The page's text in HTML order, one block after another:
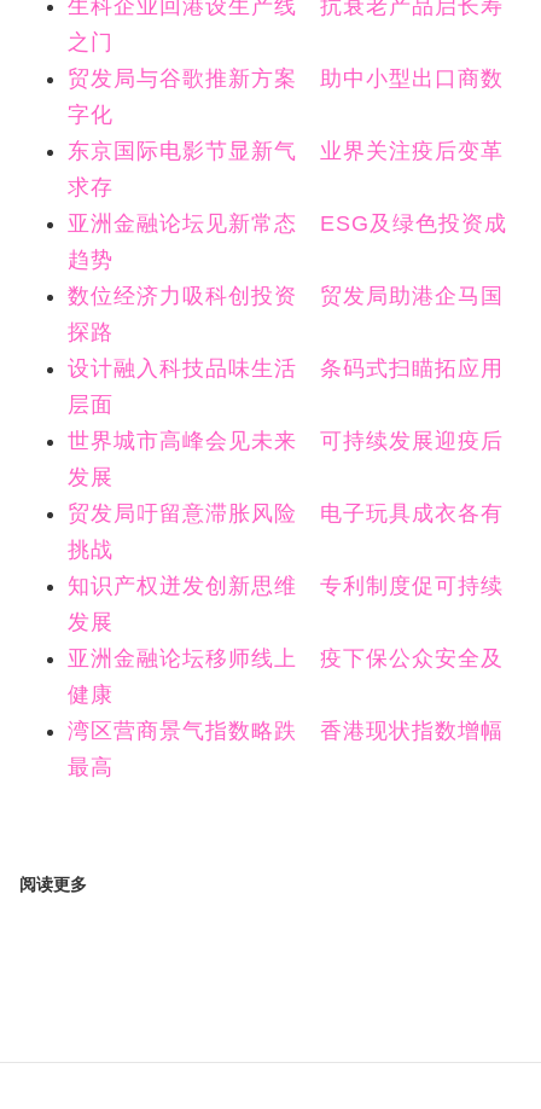
生科企业回港设生产线 抗衰老产品启长寿
之门
贸发局与谷歌推新方案 助中小型出口商数
字化
东京国际电影节显新气 业界关注疫后变革
求存
亚洲金融论坛见新常态 ESG及绿色投资成
趋势
数位经济力吸科创投资 贸发局助港企马国
探路
设计融入科技品味生活 条码式扫瞄拓应用
层面
世界城市高峰会见未来 可持续发展迎疫后
发展
贸发局吁留意滞胀风险 电子玩具成衣各有
挑战
知识产权迸发创新思维 专利制度促可持续
发展
亚洲金融论坛移师线上 疫下保公众安全及
健康
湾区营商景气指数略跌 香港现状指数增幅
最高
阅读更多